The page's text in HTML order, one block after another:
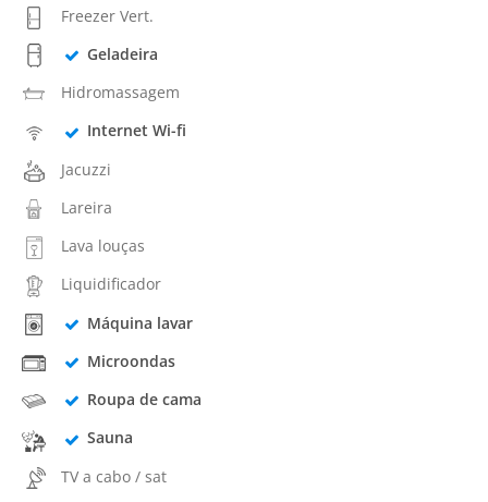
Freezer Vert.
Geladeira
Hidromassagem
Internet Wi-fi
Jacuzzi
Lareira
Lava louças
Liquidificador
Máquina lavar
Microondas
Roupa de cama
Sauna
TV a cabo / sat